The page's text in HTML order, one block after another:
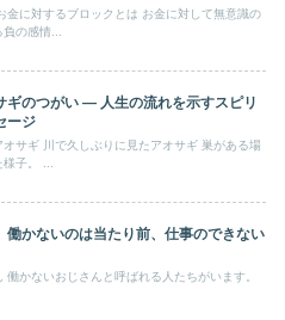
金に対するブロックとは お金に対して無意識の
の感情...
ギのつがい ― 人生の流れを示すスピリ
ージ
オサギ 川で久しぶりに見たアオサギ 巣がある場
子。 ...
働かないのは当たり前、仕事のできない
働かないおじさんと呼ばれる人たちがいます。